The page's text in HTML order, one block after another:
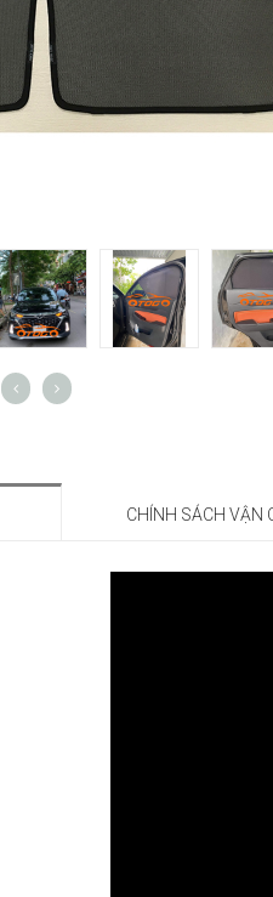
CHÍNH SÁCH VẬN